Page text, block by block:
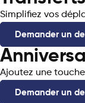
Simplifiez vos
Demander un
Ajoutez une
Demander un